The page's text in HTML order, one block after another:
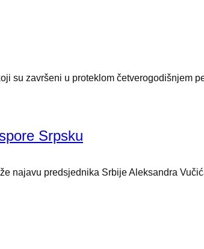
su završeni u proteklom četverogodišnjem
Srpsku
najavu predsjednika Srbije Aleksandra